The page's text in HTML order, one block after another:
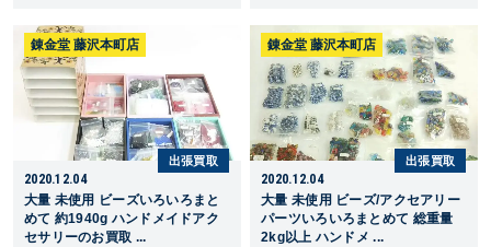
錬金堂 藤沢本町店
出張買取
2020.12.04
大量 未使用 ビーズいろいろまと
めて 約1940g ハンドメイドアク
セサリーのお買取 ...
錬金堂 藤沢本町店
出張買取
2020.12.04
大量 未使用 ビーズ/アクセアリー
パーツいろいろまとめて 総重量
2kg以上 ハンドメ ...